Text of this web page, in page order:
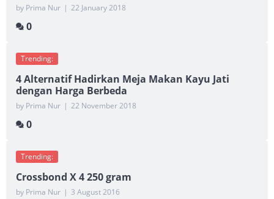
by Prima Nur | 22 January 2018
0
Trending:
4 Alternatif Hadirkan Meja Makan Kayu Jati
dengan Harga Berbeda
by Prima Nur | 22 November 2018
0
Trending:
Crossbond X 4 250 gram
by Prima Nur | 3 August 2016